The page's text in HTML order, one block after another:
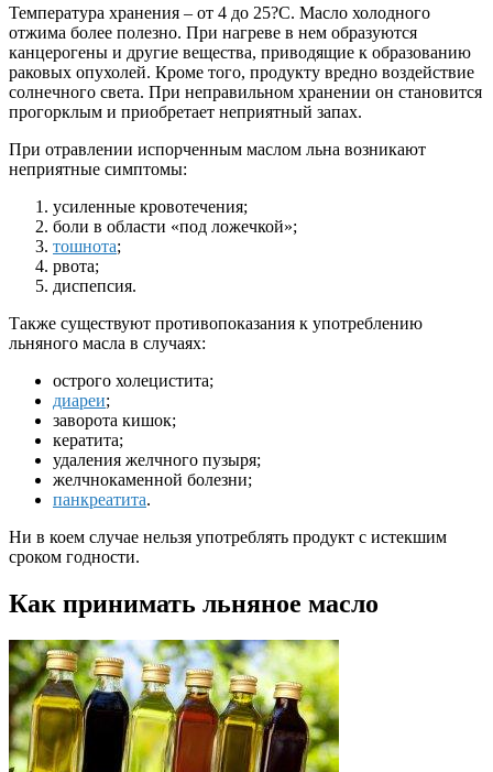
Температура хранения – от 4 до 25?С. Масло холодного
отжима более полезно. При нагреве в нем образуются
канцерогены и другие вещества, приводящие к образованию
раковых опухолей. Кроме того, продукту вредно воздействие
солнечного света. При неправильном хранении он становится
прогорклым и приобретает неприятный запах.
При отравлении испорченным маслом льна возникают
неприятные симптомы:
усиленные кровотечения;
боли в области «под ложечкой»;
тошнота;
рвота;
диспепсия.
Также существуют противопоказания к употреблению
льняного масла в случаях:
острого холецистита;
диареи;
заворота кишок;
кератита;
удаления желчного пузыря;
желчнокаменной болезни;
панкреатита.
Ни в коем случае нельзя употреблять продукт с истекшим
сроком годности.
Как принимать льняное масло